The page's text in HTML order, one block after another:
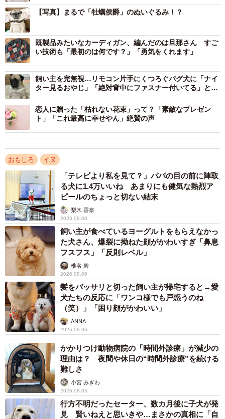
「よだれかけ」を編んでたのに…牡蠣爆誕！？
3/5
大きな瞳が愛らしいムーさん（画像提供：ムーさん）
ーー首飾りを編もうと思ったきっかけは？
「最近、よく編み物をするんです。本当はかわいい“よだれ
かけ”にしたかったのですが、編んでいる途中でよくわから
なくなってしまって……。気づいたときには、思った以上
に長くなってしまい、結果、首飾りになりました」
ーー仕上がりについての感想を教えてください。
「個人的には、ムーさんの良さが際立つ作品になったと思
【写真】まるで「牡蠣侯爵」のぬいぐるみ！？
既製品みたいなカーディガン、編んだのは旦那さん すご
い技術も「最初のは何です？」「勇気をくれます」
飼い主を完無視…リモコン片手にくつろぐパグ犬に「ナイ
ター見るおやじ」「絶対背中にファスナー付いてる」と爆
恋人に贈った「枯れない花束」って？「素敵なプレゼン
ト」「これ最高に幸せやん」絶賛の声
おもしろ イヌ
「テレビより私を見て？」パパの目の前に陣取
る犬に1.4万いいね あまりにも健気な熱烈ア
ピールのちょっと切ない結末
梨木 香奈
2026.08.08
飼い主が食べているヨーグルトをもらえなかっ
た犬さん、爆裂に拗ねた顔がかわいすぎ「鼻息
フスフス」「反則レベル」
椎名 碧
2026.08.06
髪をバッサリと切った飼い主が帰宅すると→愛
犬たちの反応に「ワンコ様でも戸惑うのね
（笑）」「困り顔がかわいい」
ANNA
2026.08.06
かかりつけ動物病院の「時間外診療」が減少の
理由は？ 夜間や休日の“時間外診療”を続ける
難しさ
小宮 みぎわ
2026.08.05
行方不明だったセーター、数カ月後に子犬が発
見 賢いねえと思いきや…まさかの真相に「自